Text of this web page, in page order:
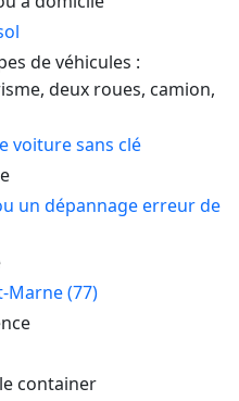
de véhicules :
deux roues, camion,
voiture sans clé
un dépannage erreur de
Marne (77)
container